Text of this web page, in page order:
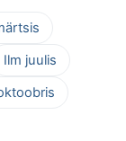
Ilm juulis